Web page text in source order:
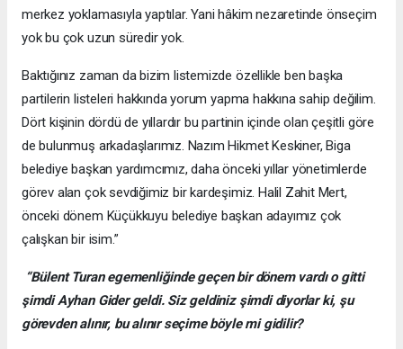
merkez yoklamasıyla yaptılar. Yani hâkim nezaretinde önseçim
yok bu çok uzun süredir yok.
Baktığınız zaman da bizim listemizde özellikle ben başka
partilerin listeleri hakkında yorum yapma hakkına sahip değilim.
Dört kişinin dördü de yıllardır bu partinin içinde olan çeşitli göre
de bulunmuş arkadaşlarımız. Nazım Hikmet Keskiner, Biga
belediye başkan yardımcımız, daha önceki yıllar yönetimlerde
görev alan çok sevdiğimiz bir kardeşimiz. Halil Zahit Mert,
önceki dönem Küçükkuyu belediye başkan adayımız çok
çalışkan bir isim.”
“Bülent Turan egemenliğinde geçen bir dönem vardı o gitti
şimdi Ayhan Gider geldi. Siz geldiniz şimdi diyorlar ki, şu
görevden alınır, bu alınır seçime böyle mi gidilir?